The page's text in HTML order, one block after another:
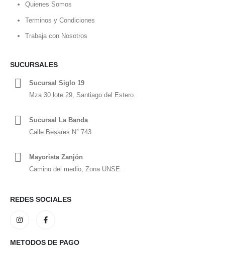
Quienes Somos
Terminos y Condiciones
Trabaja con Nosotros
SUCURSALES
Sucursal Siglo 19
Mza 30 lote 29, Santiago del Estero.
Sucursal La Banda
Calle Besares N° 743
Mayorista Zanjón
Camino del medio, Zona UNSE.
REDES SOCIALES
METODOS DE PAGO